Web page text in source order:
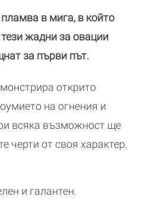
в мига, в който
жадни за овации
за първи път.
открито
на огнения и
всяка възможност ще
черти от своя характер.
и галантен.